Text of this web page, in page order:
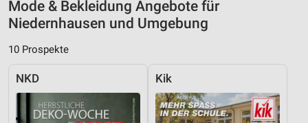
Mode & Bekleidung Angebote für
Niedernhausen und Umgebung
10 Prospekte
NKD Kik
Speichern von oder Zugriff auf Informationen
auf einem Endgerät
Verwendung reduzierter Daten zur Auswahl von
Werbung